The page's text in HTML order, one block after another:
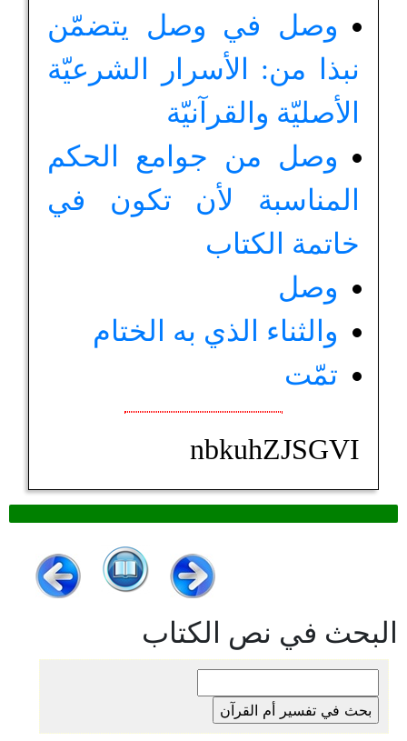
وصل في وصل يتضمّن
نبذا من: الأسرار الشرعيّة
الأصليّة والقرآنيّة
وصل من جوامع الحكم
المناسبة لأن تكون في
خاتمة الكتاب
وصل
والثناء الذي به الختام
تمّت
nbkuhZJSGVI
البحث في نص الكتاب